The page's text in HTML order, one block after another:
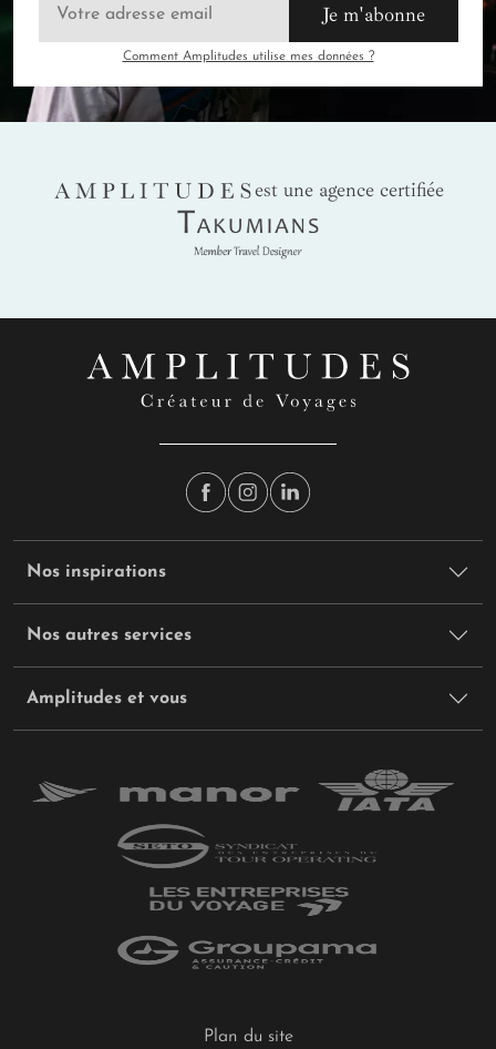
Je m'abonne
Comment Amplitudes utilise mes données ?
AMPLITUDES
est une agence certifiée
Takumians
Nos inspirations
Nos autres services
Amplitudes et vous
Plan du site